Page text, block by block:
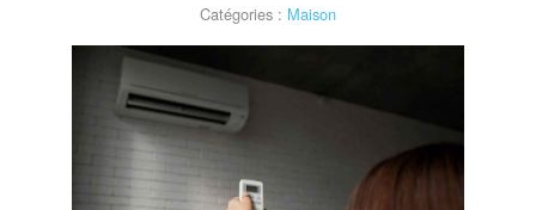
Catégories : Maison